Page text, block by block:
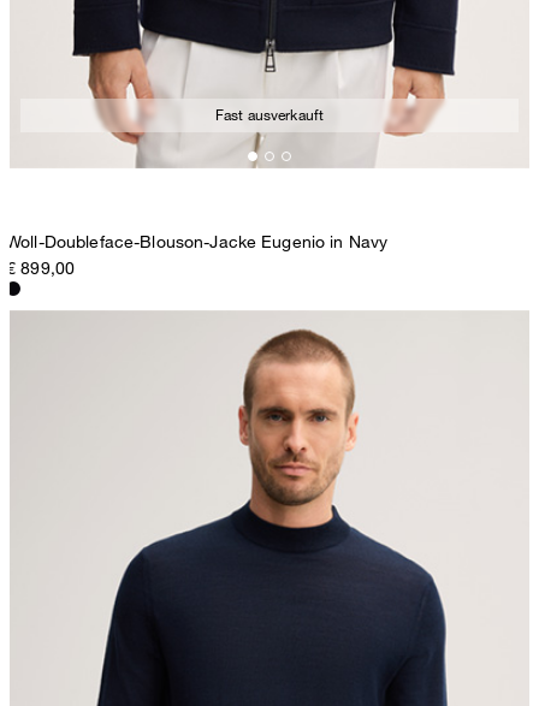
Fast ausverkauft
Woll-Doubleface-Blouson-Jacke Eugenio in Navy
€ 899,00